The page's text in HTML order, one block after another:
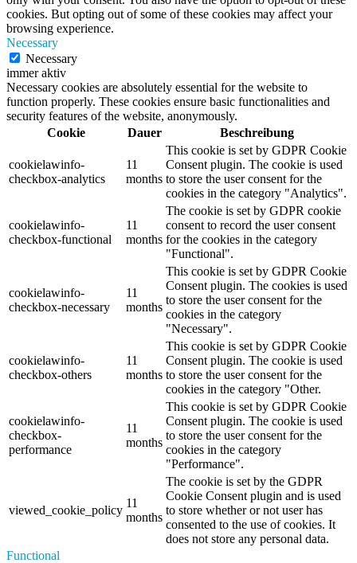
cookies. But opting out of some of these cookies may affect your
browsing experience.
Necessary
Necessary
immer aktiv
Necessary cookies are absolutely essential for the website to
function properly. These cookies ensure basic functionalities and
security features of the website, anonymously.
Cookie
Dauer Beschreibung
cookielawinfo-
checkbox-analytics
11
months
This cookie is set by GDPR Cookie
Consent plugin. The cookie is used
to store the user consent for the
cookies in the category "Analytics".
cookielawinfo-
checkbox-functional
11
months
The cookie is set by GDPR cookie
consent to record the user consent
for the cookies in the category
"Functional".
cookielawinfo-
checkbox-necessary
11
months
This cookie is set by GDPR Cookie
Consent plugin. The cookies is used
to store the user consent for the
cookies in the category
"Necessary".
cookielawinfo-
checkbox-others
11
months
This cookie is set by GDPR Cookie
Consent plugin. The cookie is used
to store the user consent for the
cookies in the category "Other.
cookielawinfo-
checkbox-
performance
11
months
This cookie is set by GDPR Cookie
Consent plugin. The cookie is used
to store the user consent for the
cookies in the category
"Performance".
viewed_cookie_policy
11
months
The cookie is set by the GDPR
Cookie Consent plugin and is used
to store whether or not user has
consented to the use of cookies. It
does not store any personal data.
Functional